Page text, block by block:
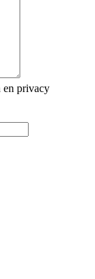
en privacy